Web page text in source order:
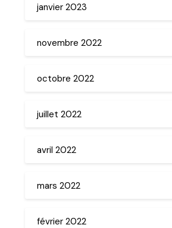
janvier 2023
novembre 2022
octobre 2022
juillet 2022
avril 2022
mars 2022
février 2022